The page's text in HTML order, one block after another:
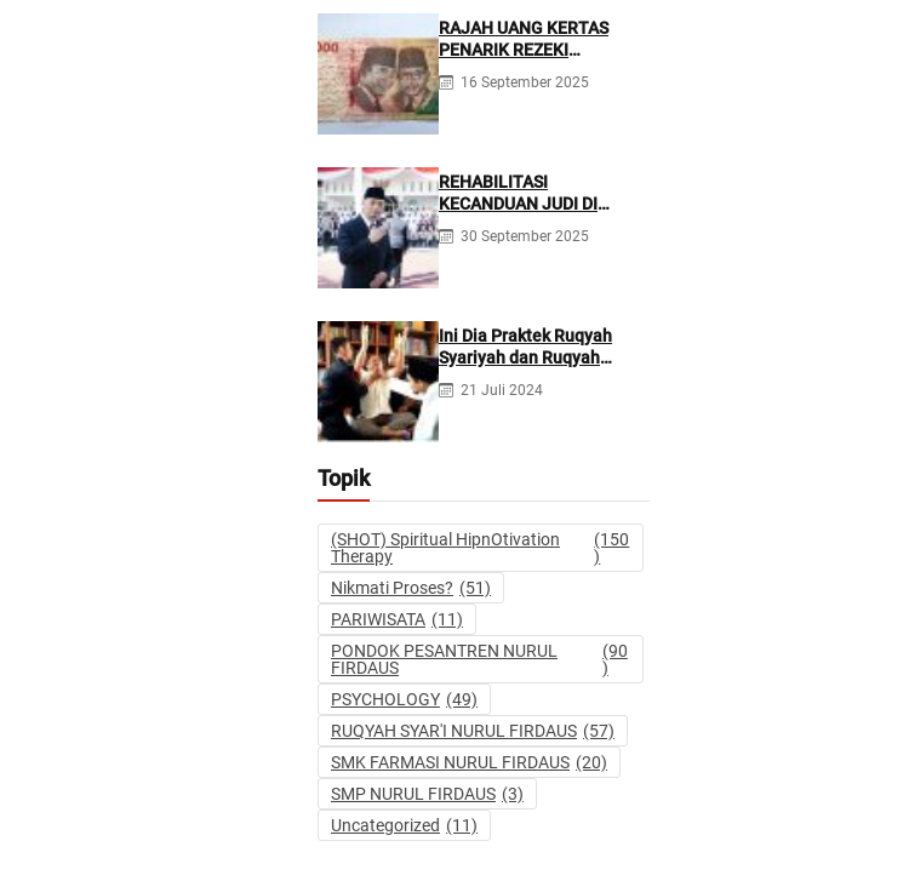
RAJAH UANG KERTAS
PENARIK REZEKI
BERLIMPAH
16 September 2025
REHABILITASI
KECANDUAN JUDI DI
PONPES NURUL FIRDAUS ||
Kecanduan Judi
30 September 2025
Ini Dia Praktek Ruqyah
Syariyah dan Ruqyah
Syetan Menurut Dr Gumilar
21 Juli 2024
Topik
(SHOT) Spiritual HipnOtivation
Therapy
(150
)
Nikmati Proses? (51)
PARIWISATA (11)
PONDOK PESANTREN NURUL
FIRDAUS
(90
)
PSYCHOLOGY (49)
RUQYAH SYAR'I NURUL FIRDAUS (57)
SMK FARMASI NURUL FIRDAUS (20)
SMP NURUL FIRDAUS (3)
Uncategorized (11)